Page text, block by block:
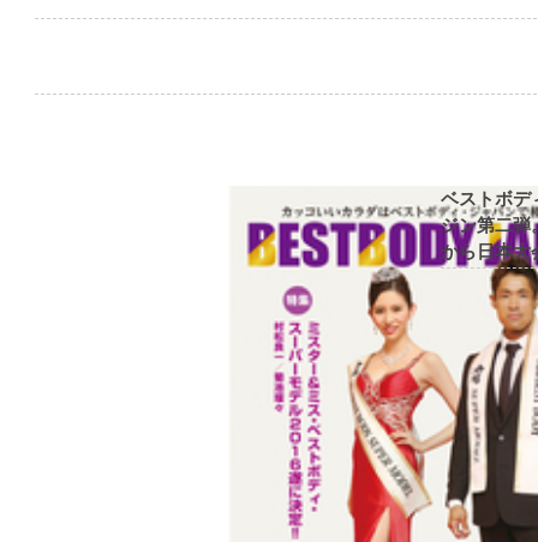
ベストボデ
ジン第二弾
から日本大